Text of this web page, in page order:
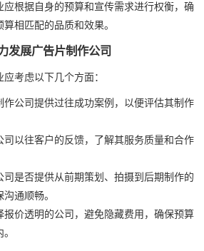
根据自身的预算和宣传需求进行权衡，确
相匹配的品质和效果。
发展广告片制作公司
考虑以下几个方面：
作公司提供过往成功案例，以便评估其制作
司以往客户的反馈，了解其服务质量和合作
司是否提供从前期策划、拍摄到后期制作的
通顺畅。
报价透明的公司，避免隐藏费用，确保预算